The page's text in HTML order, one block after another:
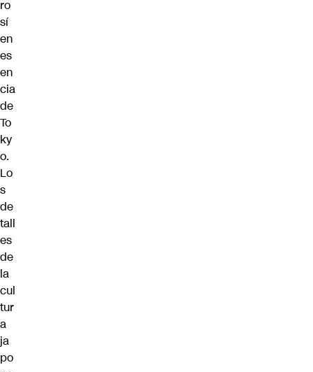
ro
sí
en
es
en
cia
de
To
ky
o.
Lo
s
de
tall
es
de
la
cul
tur
a
ja
po